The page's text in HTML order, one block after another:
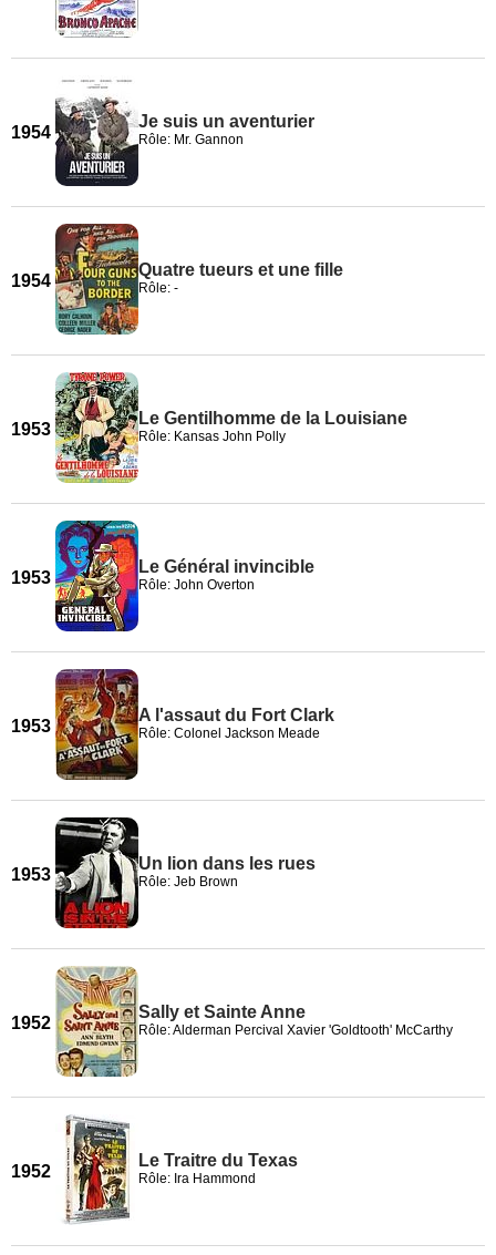
1954
Je suis un aventurier
Rôle: Mr. Gannon
1954
Quatre tueurs et une fille
Rôle: -
1953
Le Gentilhomme de la Louisiane
Rôle: Kansas John Polly
1953
Le Général invincible
Rôle: John Overton
1953
A l'assaut du Fort Clark
Rôle: Colonel Jackson Meade
1953
Un lion dans les rues
Rôle: Jeb Brown
1952
Sally et Sainte Anne
Rôle: Alderman Percival Xavier 'Goldtooth' McCarthy
1952
Le Traitre du Texas
Rôle: Ira Hammond